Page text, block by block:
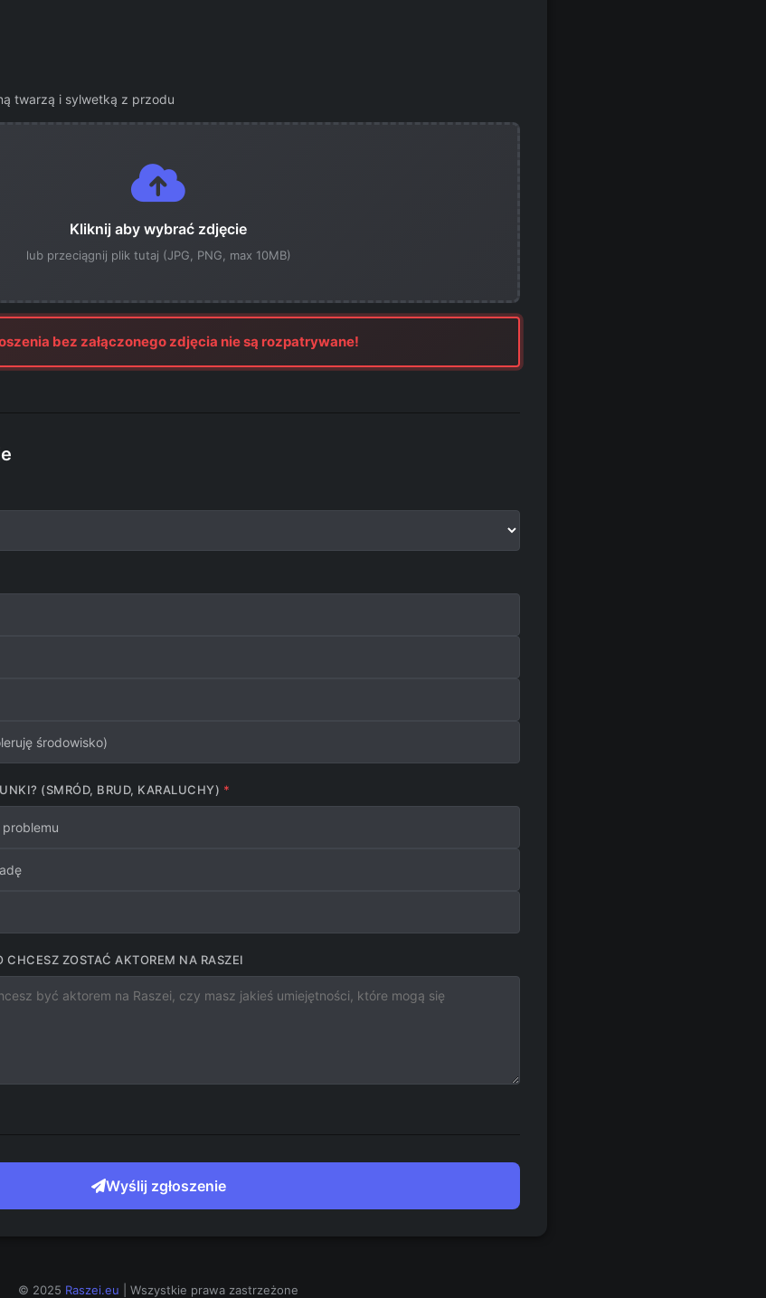
twarzą i sylwetką z przodu
Kliknij aby wybrać zdjęcie
lub przeciągnij plik tutaj (JPG, PNG, max 10MB)
bez załączonego zdjęcia nie są rozpatrywane!
środowisko)
(SMRÓD, BRUD, KARALUCHY)
ZOSTAĆ AKTOREM NA RASZEI
Wyślij zgłoszenie
© 2025 Raszei.eu | Wszystkie prawa zastrzeżone